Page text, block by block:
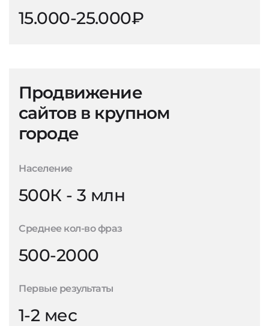
15.000-25.000₽
Продвижение
сайтов в крупном
городе
Население
500К - 3 млн
Среднее кол-во фраз
500-2000
Первые результаты
1-2 мес